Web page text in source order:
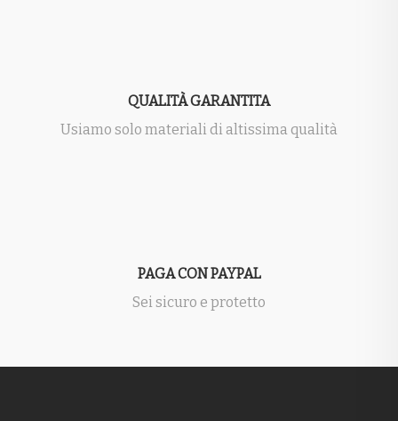
QUALITÀ GARANTITA
Usiamo solo materiali di altissima qualità
PAGA CON PAYPAL
Sei sicuro e protetto